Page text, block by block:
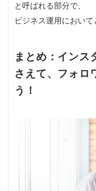
と呼ばれる部分で、
ビジネス運用において
まとめ：インス
さえて、フォロ
う！